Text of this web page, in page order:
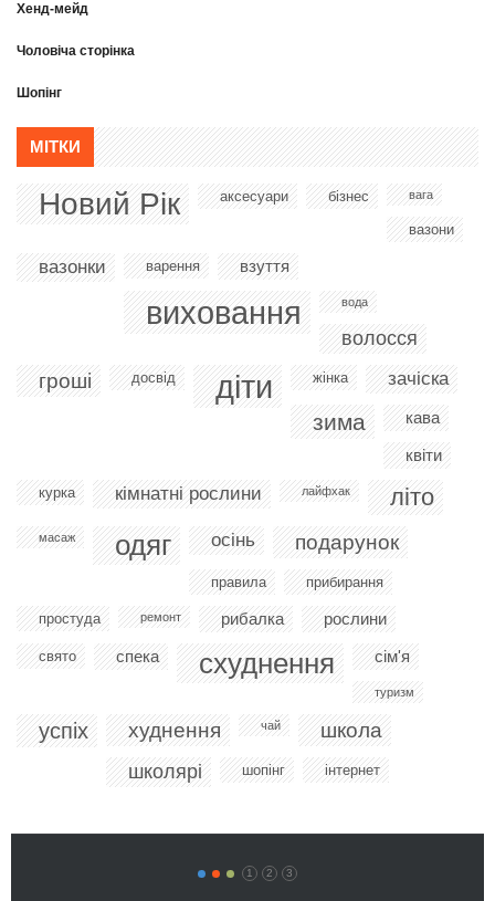
Хенд-мейд
Чоловіча сторінка
Шопінг
МІТКИ
Новий Рік аксесуари бізнес вага
вазони
вазонки варення взуття
виховання вода
волосся
гроші досвід діти жінка зачіска
зима
кава
квіти
курка кімнатні рослини лайфхак літо
масаж одяг осінь подарунок
правила прибирання
простуда ремонт рибалка рослини
свято спека схуднення сім'я
туризм
успіх худнення чай школа
школярі шопінг інтернет
1 2 3